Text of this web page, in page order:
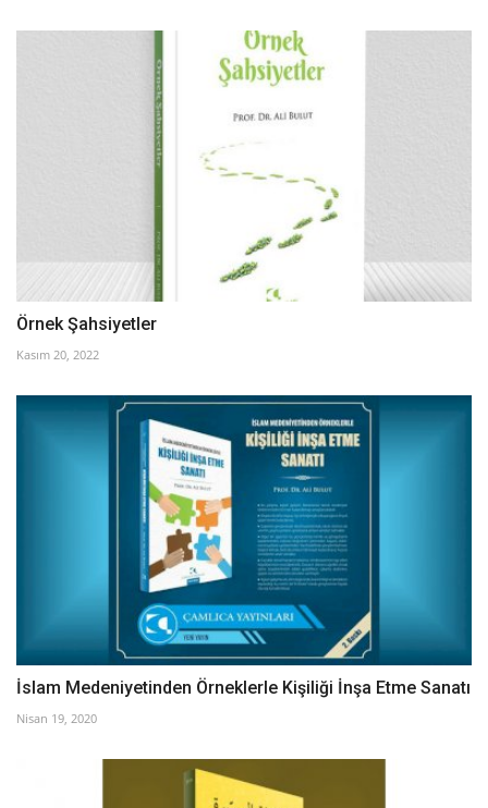
Örnek Şahsiyetler
Kasım 20, 2022
İslam Medeniyetinden Örneklerle Kişiliği İnşa Etme Sanatı
Nisan 19, 2020